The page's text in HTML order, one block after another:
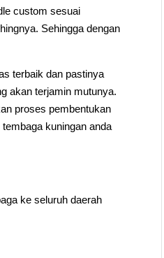
custom sesuai
Sehingga dengan
terbaik dan pastinya
akan terjamin mutunya.
proses pembentukan
kuningan anda
ke seluruh daerah